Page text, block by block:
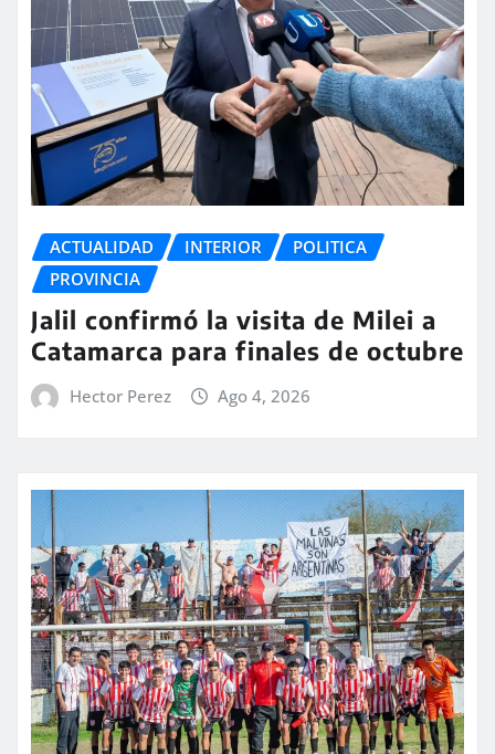
ACTUALIDAD INTERIOR
POLITICA
PROVINCIA
Jalil confirmó la visita de Milei a
Catamarca para finales de octubre
Hector Perez Ago 4, 2026